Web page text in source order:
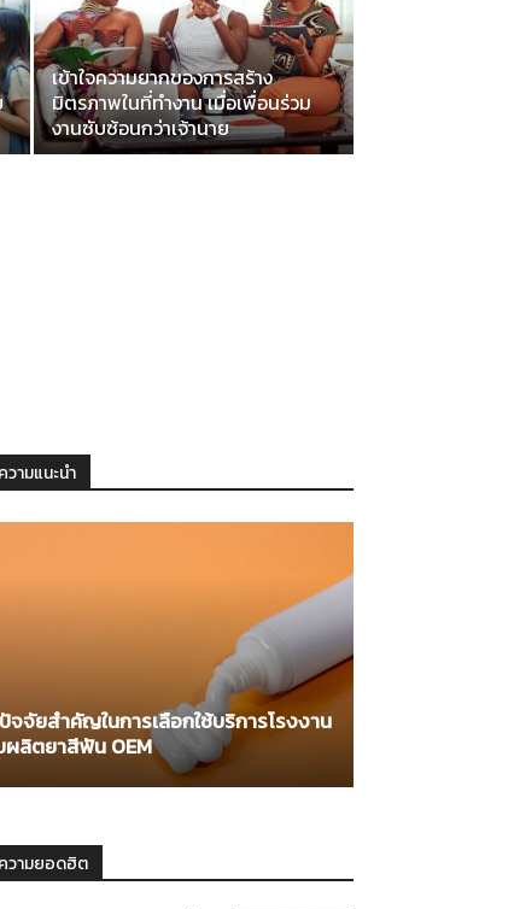
เข้าใจความยากของการสร้าง
มิตรภาพในที่ทำงาน เมื่อเพื่อนร่วม
งานซับซ้อนกว่าเจ้านาย
วามแนะนำ
จจัยสำคัญในการเลือกใช้บริการโรงงาน
ผลิตยาสีฟัน OEM
วามยอดฮิต